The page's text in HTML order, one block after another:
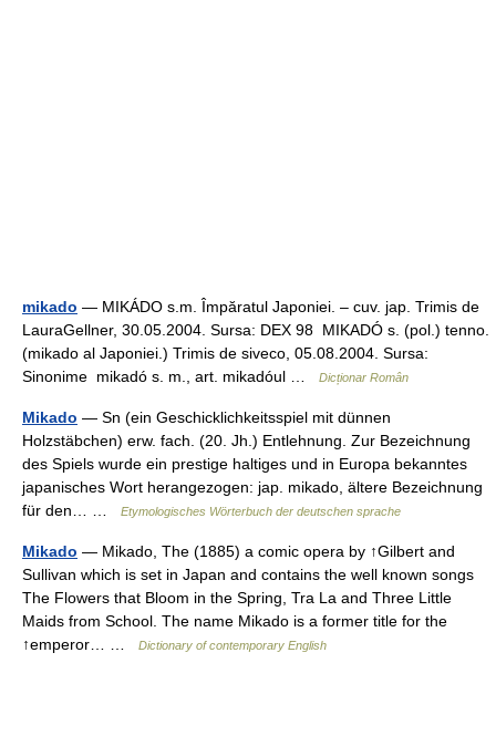
mikado — MIKÁDO s.m. Împăratul Japoniei. – cuv. jap. Trimis de
LauraGellner, 30.05.2004. Sursa: DEX 98 MIKADÓ s. (pol.) tenno.
(mikado al Japoniei.) Trimis de siveco, 05.08.2004. Sursa:
Sinonime mikadó s. m., art. mikadóul …
Dicționar Român
Mikado — Sn (ein Geschicklichkeitsspiel mit dünnen
Holzstäbchen) erw. fach. (20. Jh.) Entlehnung. Zur Bezeichnung
des Spiels wurde ein prestige haltiges und in Europa bekanntes
japanisches Wort herangezogen: jap. mikado, ältere Bezeichnung
für den… …
Etymologisches Wörterbuch der deutschen sprache
Mikado — Mikado, The (1885) a comic opera by ↑Gilbert and
Sullivan which is set in Japan and contains the well known songs
The Flowers that Bloom in the Spring, Tra La and Three Little
Maids from School. The name Mikado is a former title for the
↑emperor… …
Dictionary of contemporary English